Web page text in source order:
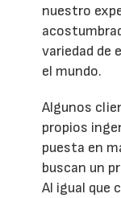
nuestro
variedad de
el mundo.
Algunos
propios
puesta en
buscan un
Al igual que